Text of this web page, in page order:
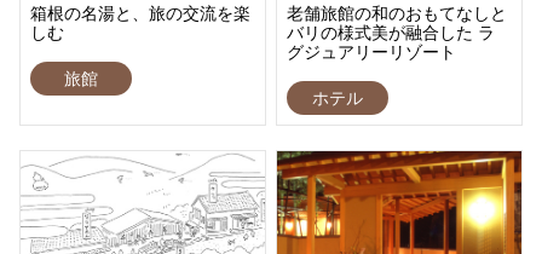
箱根の名湯と、旅の交流を楽
しむ
旅館
老舗旅館の和のおもてなしと
バリの様式美が融合した ラ
グジュアリーリゾート
ホテル